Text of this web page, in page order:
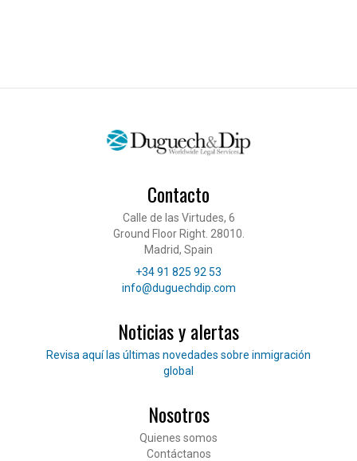
Pié de página
Contacto
Calle de las Virtudes, 6
Ground Floor Right. 28010.
Madrid, Spain
Teléfono
+34 91 825 92 53
Correo electrónico
info@duguechdip.com
Noticias y alertas
Lee nuestras noticias
Revisa aquí las últimas novedades sobre inmigración
global
Nosotros
Quienes somos
Contáctanos